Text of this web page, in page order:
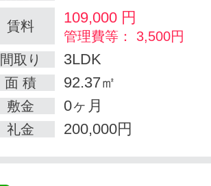
賃料 109,000 円
管理費等： 3,500円
間取り
3LDK
面 積 92.37㎡
敷金 0ヶ月
礼金 200,000円